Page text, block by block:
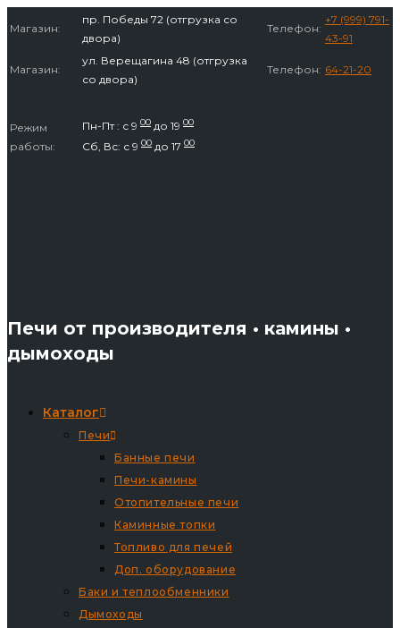
содержимому
Магазин:
пр. Победы 72 (отгрузка со
двора)
Телефон:
+7 (999) 791-
43-91
Магазин:
ул. Верещагина 48 (отгрузка
со двора)
Телефон: 64-21-20
Режим
работы:
Пн-Пт : с 9 00 до 19 00
Сб, Вс: с 9 00 до 17 00
Печи от производителя • камины •
дымоходы
Каталог
Печи
Банные печи
Печи-камины
Отопительные печи
Каминные топки
Топливо для печей
Доп. оборудование
Баки и теплообменники
Дымоходы